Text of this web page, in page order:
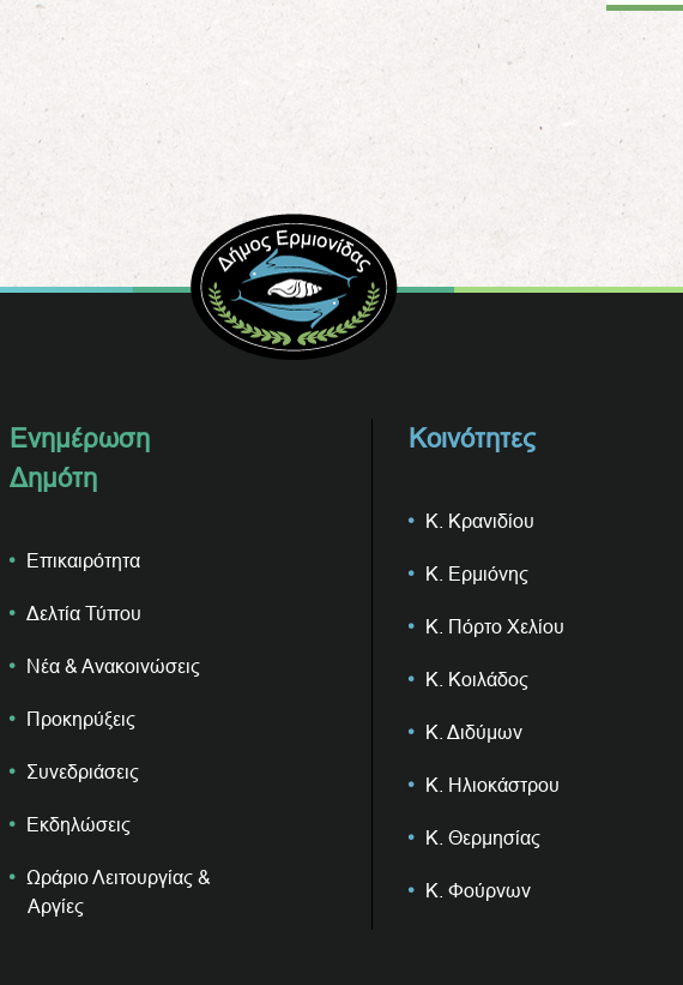
Ενημέρωση
Δημότη
Επικαιρότητα
Δελτία Τύπου
Νέα & Ανακοινώσεις
Προκηρύξεις
Συνεδριάσεις
Εκδηλώσεις
Ωράριο Λειτουργίας &
Αργίες
Κοινότητες
Κ. Κρανιδίου
Κ. Ερμιόνης
Κ. Πόρτο Χελίου
Κ. Κοιλάδος
Κ. Διδύμων
Κ. Ηλιοκάστρου
Κ. Θερμησίας
Κ. Φούρνων